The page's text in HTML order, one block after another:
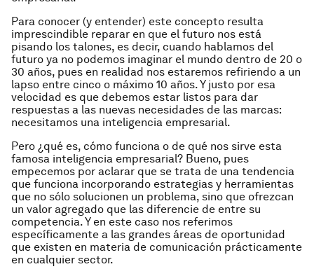
Para conocer (y entender) este concepto resulta
imprescindible reparar en que el futuro nos está
pisando los talones, es decir, cuando hablamos del
futuro ya no podemos imaginar el mundo dentro de 20 o
30 años, pues en realidad nos estaremos refiriendo a un
lapso entre cinco o máximo 10 años. Y justo por esa
velocidad es que debemos estar listos para dar
respuestas a las nuevas necesidades de las marcas:
necesitamos una inteligencia empresarial.
Pero ¿qué es, cómo funciona o de qué nos sirve esta
famosa inteligencia empresarial? Bueno, pues
empecemos por aclarar que se trata de una tendencia
que funciona incorporando estrategias y herramientas
que no sólo solucionen un problema, sino que ofrezcan
un valor agregado que las diferencie de entre su
competencia. Y en este caso nos referimos
específicamente a las grandes áreas de oportunidad
que existen en materia de comunicación prácticamente
en cualquier sector.